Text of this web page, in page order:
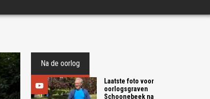
Na de oorlog
Laatste foto voor
oorlogsgraven
Schoonebeek na